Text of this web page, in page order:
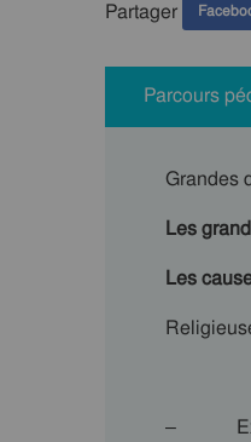
Partager
Parcours
Grandes
Les
Les
–